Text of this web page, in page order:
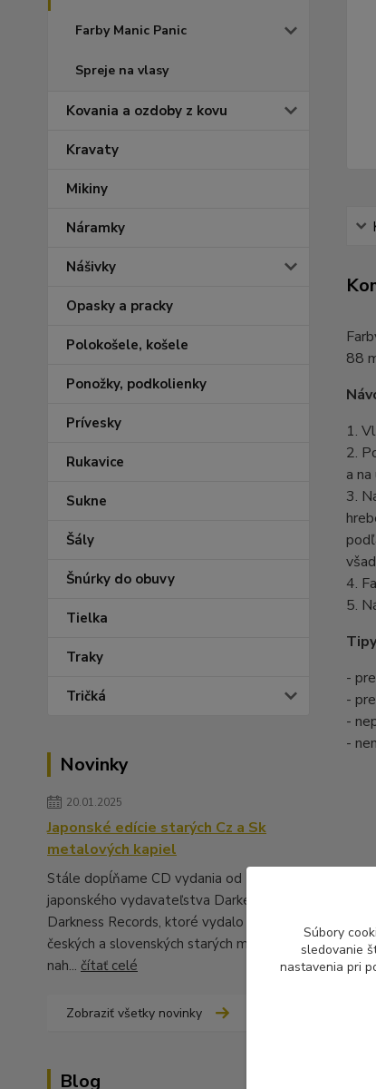
Farby Manic Panic
Spreje na vlasy
Kovania a ozdoby z kovu
Kravaty
Mikiny
Náramky
Nášivky
Opasky a pracky
Polokošele, košele
Ponožky, podkolienky
Prívesky
Rukavice
Sukne
Šály
Šnúrky do obuvy
Tielka
Traky
Tričká
Novinky
20.01.2025
Japonské edície starých Cz a Sk
metalových kapiel
Stále dopĺňame CD vydania od
japonského vydavateľstva Darker Than
Darkness Records, ktoré vydalo množstvo
českých a slovenských starých metalových
nah... čítať celé
Zobraziť všetky novinky
Blog
88
1.
2.
a
3.
4.
5.
-
-
-
-
Súbory
sledovanie
nastavenia pri